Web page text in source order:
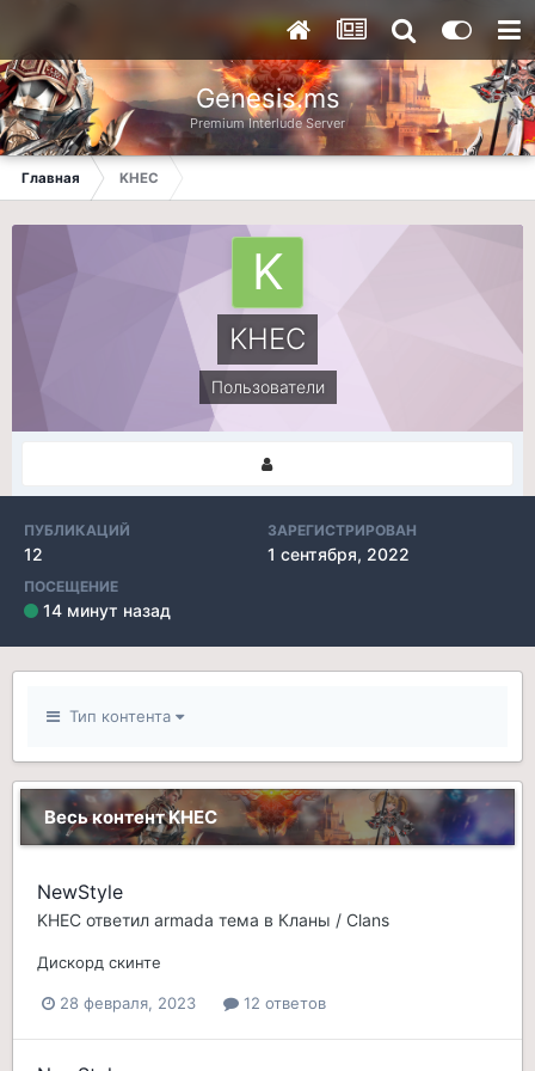
Genesis.ms
Premium Interlude Server
Главная KHEC
KHEC
Пользователи
ПУБЛИКАЦИЙ
12
ЗАРЕГИСТРИРОВАН
1 сентября, 2022
ПОСЕЩЕНИЕ
14 минут назад
Тип контента
Весь контент KHEC
NewStyle
KHEC ответил armada тема в Кланы / Clans
Дискорд скинте
28 февраля, 2023 12 ответов